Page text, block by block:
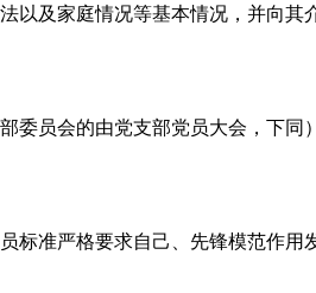
以及家庭情况等基本情况，并向其
委员会的由党支部党员大会，下同
标准严格要求自己、先锋模范作用